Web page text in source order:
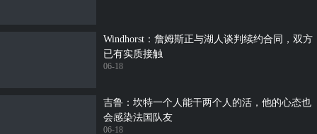
Windhorst：詹姆斯正与湖人谈判续约合同，双方
已有实质接触
06-18
吉鲁：坎特一个人能干两个人的活，他的心态也
会感染法国队友
06-18